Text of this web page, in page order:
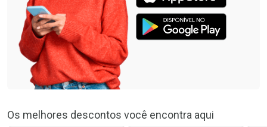
Os melhores descontos você encontra aqui